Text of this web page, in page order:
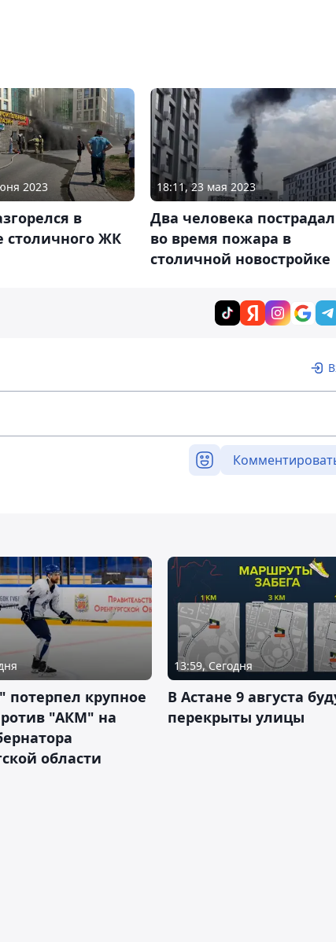
2023
в
столичного ЖК
18:11, 23 мая 2023
Два человека
во время пожара в
столичной новостройке
потерпел крупное
"АКМ" на
области
13:59, Сегодня
В Астане 9 августа
перекрыты улицы